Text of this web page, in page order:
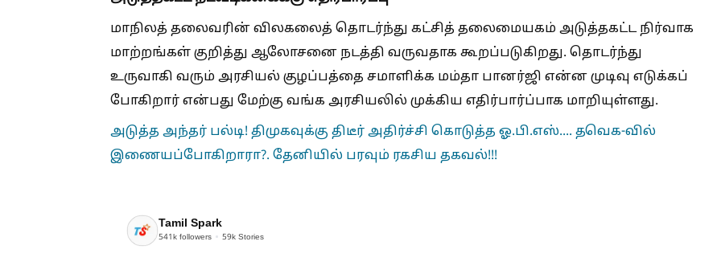
மாநிலத் தலைவரின் விலகலைத் தொடர்ந்து கட்சித் தலைமையகம் அடுத்தகட்ட நிர்வாக
மாற்றங்கள் குறித்து ஆலோசனை நடத்தி வருவதாக கூறப்படுகிறது. தொடர்ந்து
உருவாகி வரும் அரசியல் குழப்பத்தை சமாளிக்க மம்தா பானர்ஜி என்ன முடிவு எடுக்கப்
போகிறார் என்பது மேற்கு வங்க அரசியலில் முக்கிய எதிர்பார்ப்பாக மாறியுள்ளது.
அடுத்த அந்தர் பல்டி! திமுகவுக்கு திடீர் அதிர்ச்சி கொடுத்த ஓ.பி.எஸ்.... தவெக-வில்
இணையப்போகிறாரா?. தேனியில் பரவும் ரகசிய தகவல்!!!
Tamil Spark
541k followers 59k Stories